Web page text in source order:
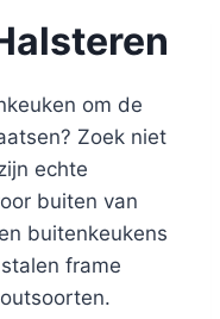
om de
Zoek niet
echte
buiten van
buitenkeukens
frame